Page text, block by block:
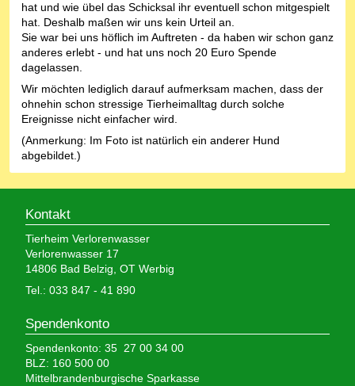
hat und wie übel das Schicksal ihr eventuell schon mitgespielt
hat. Deshalb maßen wir uns kein Urteil an.
Sie war bei uns höflich im Auftreten - da haben wir schon ganz
anderes erlebt - und hat uns noch 20 Euro Spende
dagelassen.
Wir möchten lediglich darauf aufmerksam machen, dass der
ohnehin schon stressige Tierheimalltag durch solche
Ereignisse nicht einfacher wird.
(Anmerkung: Im Foto ist natürlich ein anderer Hund
abgebildet.)
Kontakt
Tierheim Verlorenwasser
Verlorenwasser 17
14806 Bad Belzig, OT Werbig
Tel.: 033 847 - 41 890
Spendenkonto
Spendenkonto: 35 27 00 34 00
BLZ: 160 500 00
Mittelbrandenburgische Sparkasse